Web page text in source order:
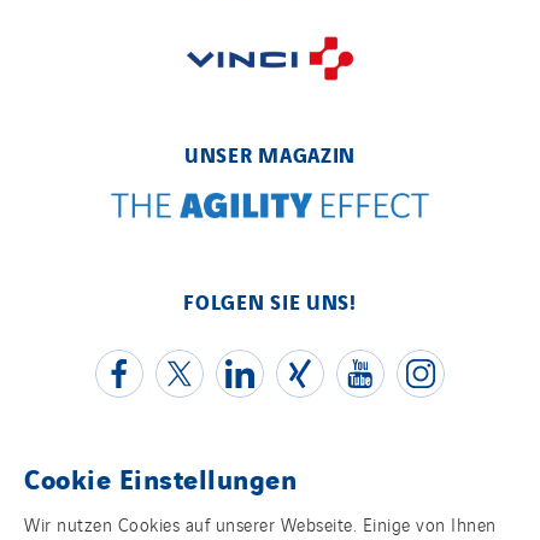
UNSER MAGAZIN
FOLGEN SIE UNS!
Kontakt
Cookie Einstellungen
Wir nutzen Cookies auf unserer Webseite. Einige von Ihnen